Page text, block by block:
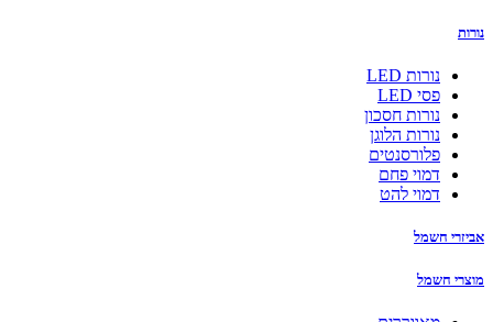
נורות
נורות LED
פסי LED
נורות חסכון
נורות הלוגן
פלורסנטים
דמוי פחם
דמוי להט
אביזרי חשמל
מוצרי חשמל